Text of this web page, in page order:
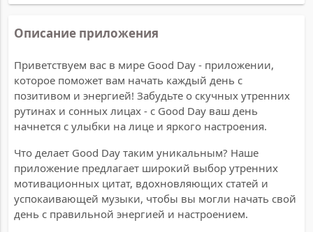
Описание приложения
Приветствуем вас в мире Good Day - приложении,
которое поможет вам начать каждый день с
позитивом и энергией! Забудьте о скучных утренних
рутинах и сонных лицах - с Good Day ваш день
начнется с улыбки на лице и яркого настроения.
Что делает Good Day таким уникальным? Наше
приложение предлагает широкий выбор утренних
мотивационных цитат, вдохновляющих статей и
успокаивающей музыки, чтобы вы могли начать свой
день с правильной энергией и настроением.